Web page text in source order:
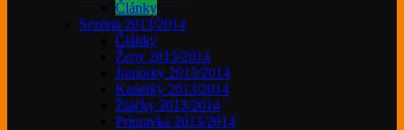
Články
Sezóna 2013/2014
Články
Ženy 2013/2014
Juniorky 2013/2014
Kadetky 2013/2014
Žiačky 2013/2014
Prípravka 2013/2014